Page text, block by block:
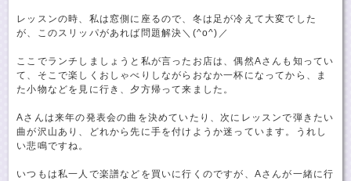
レッスンの時、私は窓側に座るので、冬は足が冷えて大変でした
が、このスリッパがあれば問題解決＼(^o^)／
ここでランチしましょうと私が言ったお店は、偶然Aさんも知ってい
て、そこで楽しくおしゃべりしながらおなか一杯になってから、ま
た小物などを見に行き、夕方帰って来ました。
Aさんは来年の発表会の曲を決めていたり、次にレッスンで弾きたい
曲が沢山あり、どれから先に手を付けようか迷っています。うれし
い悲鳴ですね。
いつもは私一人で楽譜などを買いに行くのですが、Aさんが一緒に行